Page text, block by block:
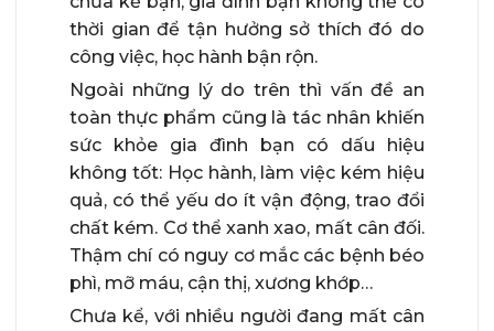
thời gian để tận hưởng sở thích đó do
công việc, học hành bận rộn.
Ngoài những lý do trên thì vấn đề an
toàn thực phẩm cũng là tác nhân khiến
sức khỏe gia đình bạn có dấu hiệu
không tốt: Học hành, làm việc kém hiệu
quả, có thể yếu do ít vận động, trao đổi
chất kém. Cơ thể xanh xao, mất cân đối.
Thậm chí có nguy cơ mắc các bệnh béo
phì, mỡ máu, cận thị, xương khớp…
Chưa kể, với nhiều người đang mất cân